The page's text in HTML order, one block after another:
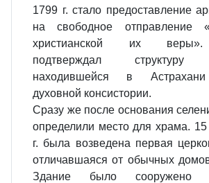
1799 г. стало предоставление
на свободное отправление
христианской их
подтверждал структуру
находившейся в
духовной консистории.
Сразу же после основания
определили место для храма. 15
г. была возведена первая
отличавшаяся от обычных
Здание было сооружено